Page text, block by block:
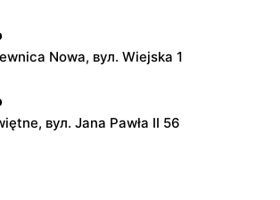
Nowa, вул. Wiejska 1
вул. Jana Pawła II 56